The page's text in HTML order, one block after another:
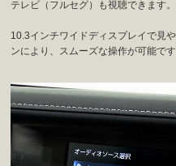
テレビ（フルセグ）も視聴できます
10.3インチワイドディスプレイで見
ンにより、スムーズな操作が可能です